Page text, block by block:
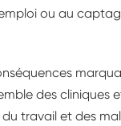
ou au
des
travail et des